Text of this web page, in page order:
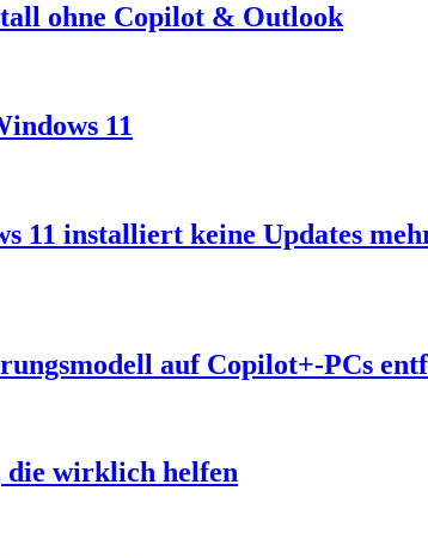
ohne Copilot & Outlook
11
11 installiert keine Updates
auf Copilot+-PCs
die wirklich helfen